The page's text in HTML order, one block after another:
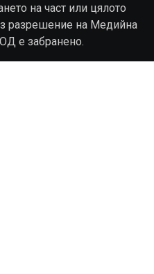
на част или цялото
разрешение на Медийна
е забранено.